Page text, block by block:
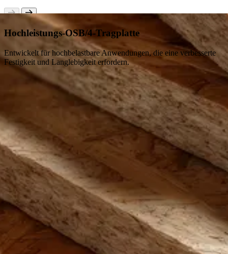
Hochleistungs-OSB/4-Tragplatte
Entwickelt für hochbelastbare Anwendungen, die eine verbesserte
Festigkeit und Langlebigkeit erfordern.